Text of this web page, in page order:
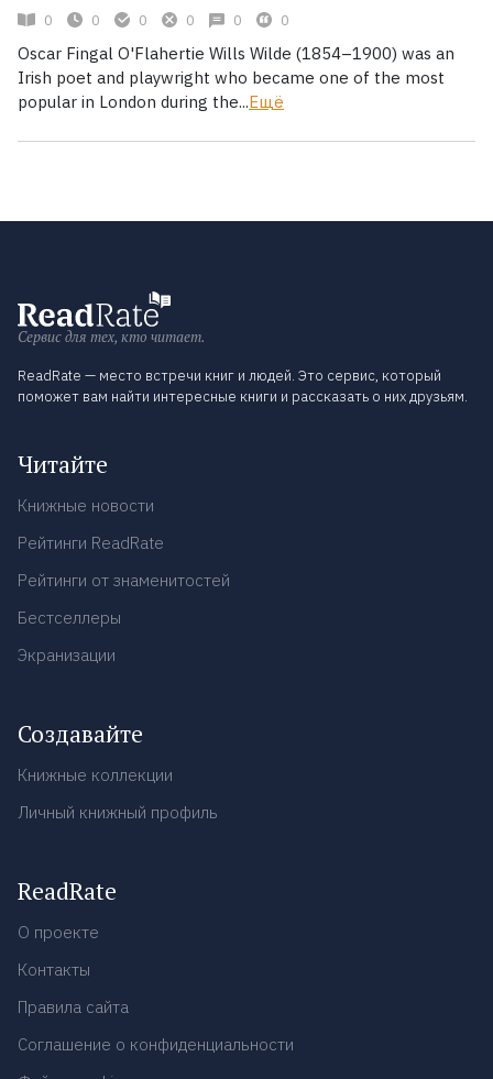
0 0 0 0 0 0
Oscar Fingal O'Flahertie Wills Wilde (1854–1900) was an
Irish poet and playwright who became one of the most
popular in London during the...Ещё
Сервис для тех, кто читает.
ReadRate — место встречи книг и людей. Это сервис, который
поможет вам найти интересные книги и рассказать о них друзьям.
Читайте
Книжные новости
Рейтинги ReadRate
Рейтинги от знаменитостей
Бестселлеры
Экранизации
Создавайте
Книжные коллекции
Личный книжный профиль
ReadRate
О проекте
Контакты
Правила сайта
Соглашение о конфиденциальности